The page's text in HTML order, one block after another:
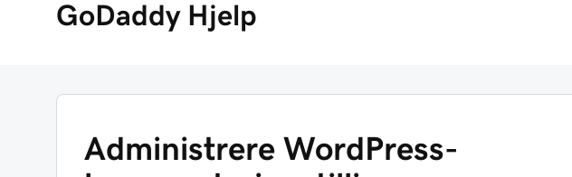
GoDaddy Hjelp
Administrere WordPress-